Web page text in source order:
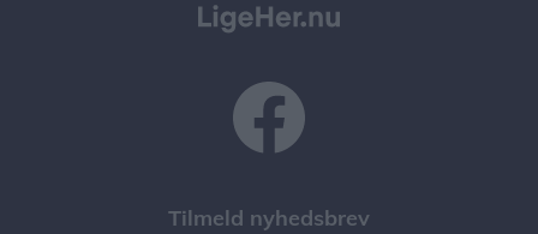
Tilmeld nyhedsbrev